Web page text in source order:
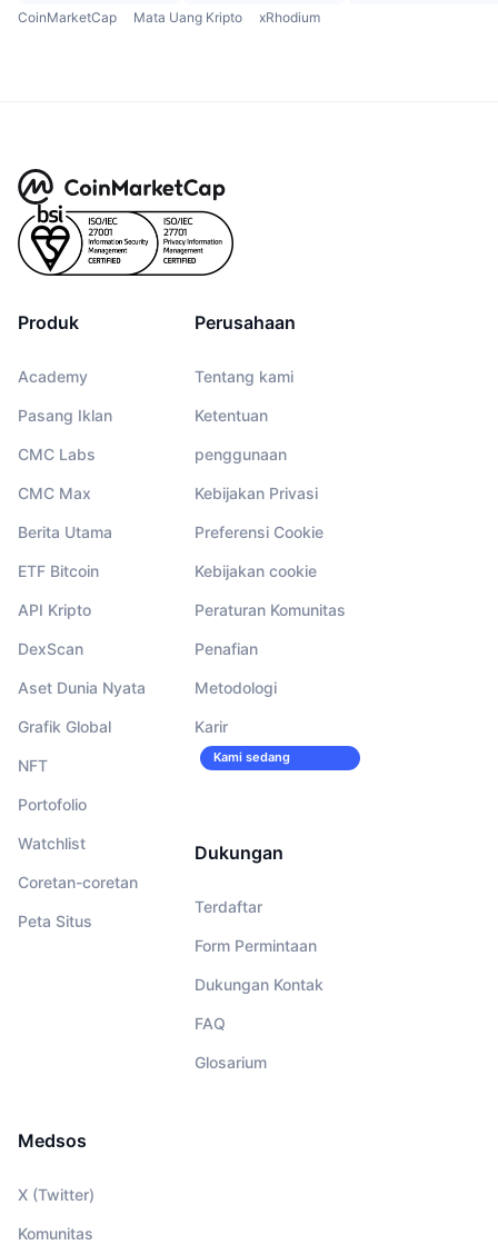
CoinMarketCap Mata Uang Kripto xRhodium
Produk
Academy
Pasang Iklan
CMC Labs
CMC Max
Berita Utama
ETF Bitcoin
API Kripto
DexScan
Aset Dunia Nyata
Grafik Global
NFT
Portofolio
Watchlist
Coretan-coretan
Peta Situs
Perusahaan
Tentang kami
Ketentuan
penggunaan
Kebijakan Privasi
Preferensi Cookie
Kebijakan cookie
Peraturan Komunitas
Penafian
Metodologi
Karir
Kami sedang
Dukungan
Terdaftar
Form Permintaan
Dukungan Kontak
FAQ
Glosarium
Medsos
X (Twitter)
Komunitas